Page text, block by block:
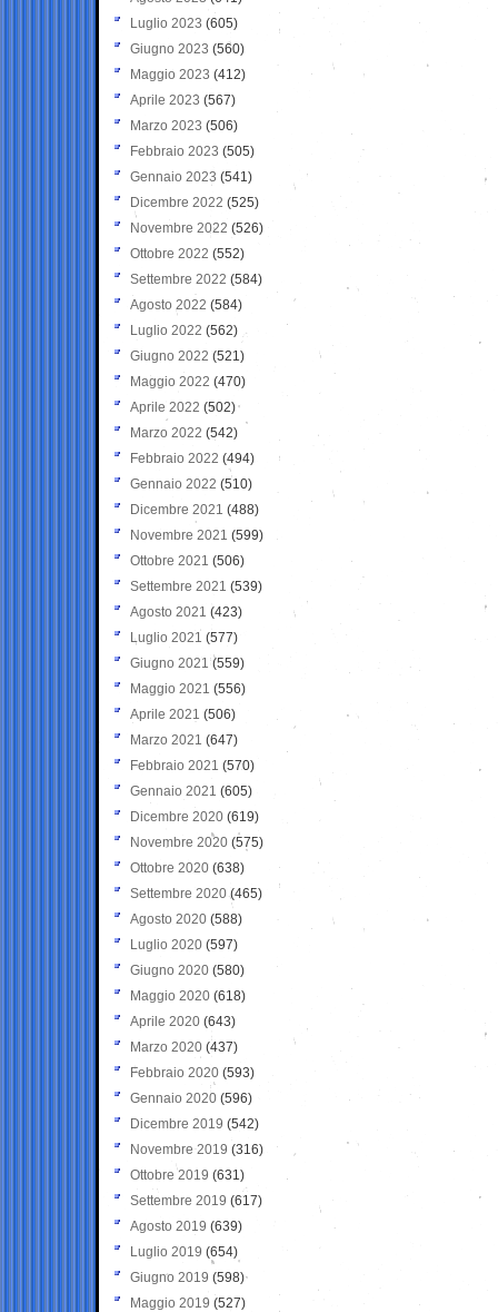
Luglio 2023 (605)
Giugno 2023 (560)
Maggio 2023 (412)
Aprile 2023 (567)
Marzo 2023 (506)
Febbraio 2023 (505)
Gennaio 2023 (541)
Dicembre 2022 (525)
Novembre 2022 (526)
Ottobre 2022 (552)
Settembre 2022 (584)
Agosto 2022 (584)
Luglio 2022 (562)
Giugno 2022 (521)
Maggio 2022 (470)
Aprile 2022 (502)
Marzo 2022 (542)
Febbraio 2022 (494)
Gennaio 2022 (510)
Dicembre 2021 (488)
Novembre 2021 (599)
Ottobre 2021 (506)
Settembre 2021 (539)
Agosto 2021 (423)
Luglio 2021 (577)
Giugno 2021(559)
Maggio 2021 (556)
Aprile 2021 (506)
Marzo 2021 (647)
Febbraio 2021 (570)
Gennaio 2021 (605)
Dicembre 2020 (619)
Novembre 2020 (575)
Ottobre 2020 (638)
Settembre 2020(465)
Agosto 2020 (588)
Luglio 2020 (597)
Giugno 2020 (580)
Maggio 2020 (618)
Aprile 2020 (643)
Marzo 2020 (437)
Febbraio 2020 (593)
Gennaio 2020 (596)
Dicembre 2019 (542)
Novembre 2019 (316)
Ottobre 2019 (631)
Settembre 2019 (617)
Agosto 2019 (639)
Luglio 2019 (654)
Giugno 2019 (598)
Maggio 2019 (527)